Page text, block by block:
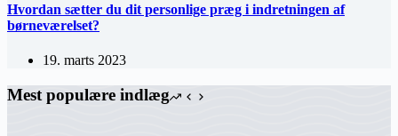
Hvordan sætter du dit personlige præg i indretningen af
børneværelset?
19. marts 2023
Mest populære indlæg